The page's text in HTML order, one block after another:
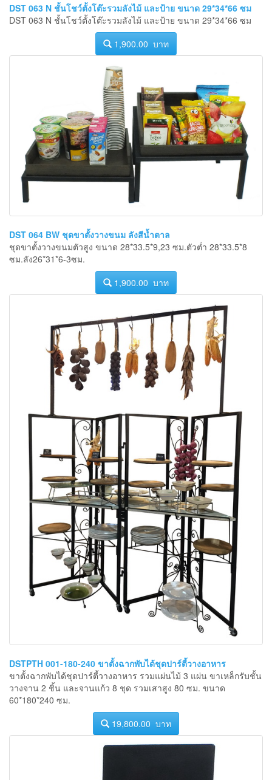
DST 063 N ชั้นโชว์ตั้งโต๊ะรวมลังไม้ และป้าย ขนาด 29*34*66 ซม
DST 063 N ชั้นโชว์ตั้งโต๊ะรวมลังไม้ และป้าย ขนาด 29*34*66 ซม
1,900.00 บาท
DST 064 BW ชุดขาตั้งวางขนม ลังสีน้ำตาล
ชุดขาตั้งวางขนมตัวสูง ขนาด 28*33.5*9,23 ซม.ตัวต่ำ 28*33.5*8
ซม.ลัง26*31*6-3ซม.
1,900.00 บาท
DSTPTH 001-180-240 ขาตั้งฉากพับได้ชุดปาร์ตี้วางอาหาร
ขาตั้งฉากพับได้ชุดปาร์ตี้วางอาหาร รวมแผ่นไม้ 3 แผ่น ขาเหล็กรับชั้น
วางจาน 2 ชิ้น และจานแก้ว 8 ชุด รวมเสาสูง 80 ซม. ขนาด
60*180*240 ซม.
19,800.00 บาท